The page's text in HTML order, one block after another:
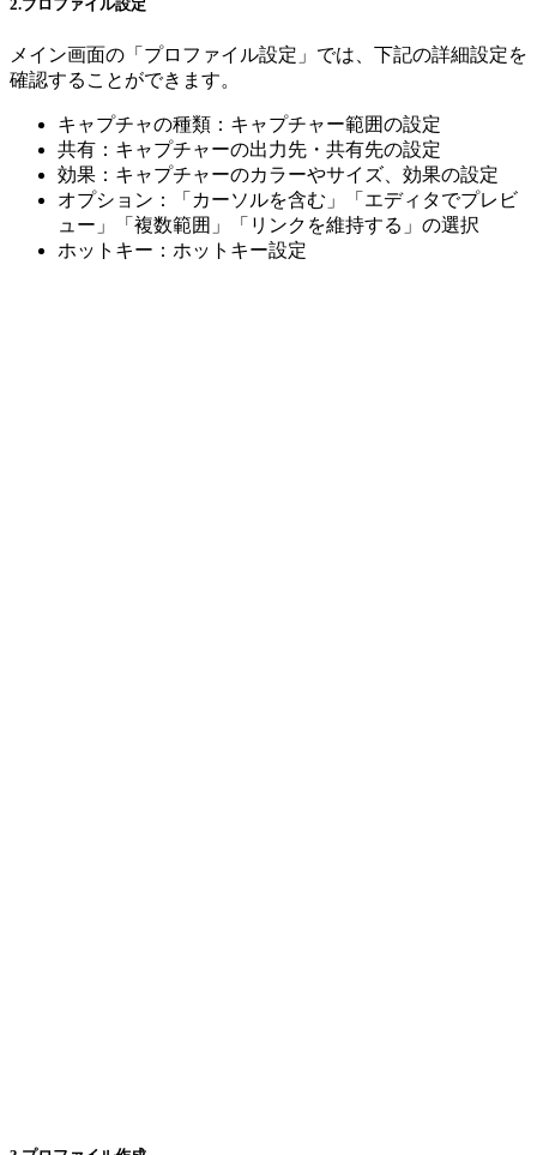
2.プロファイル設定
メイン画面の「プロファイル設定」では、下記の詳細設定を
確認することができます。
キャプチャの種類：キャプチャー範囲の設定
共有：キャプチャーの出力先・共有先の設定
効果：キャプチャーのカラーやサイズ、効果の設定
オプション：「カーソルを含む」「エディタでプレビ
ュー」「複数範囲」「リンクを維持する」の選択
ホットキー：ホットキー設定